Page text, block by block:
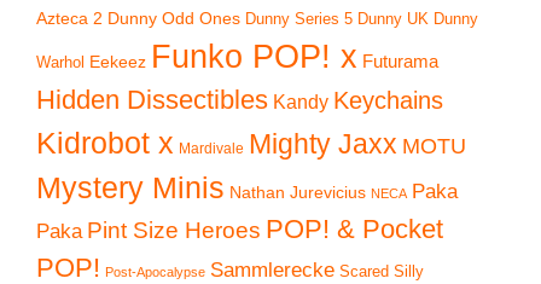
Azteca 2 Dunny Odd Ones Dunny Series 5 Dunny UK Dunny
Warhol Eekeez Funko POP! x Futurama
Hidden Dissectibles Kandy Keychains
Kidrobot x Mardivale Mighty Jaxx MOTU
Mystery Minis Nathan Jurevicius NECA Paka
Paka Pint Size Heroes POP! & Pocket
POP! Post-Apocalypse Sammlerecke Scared Silly